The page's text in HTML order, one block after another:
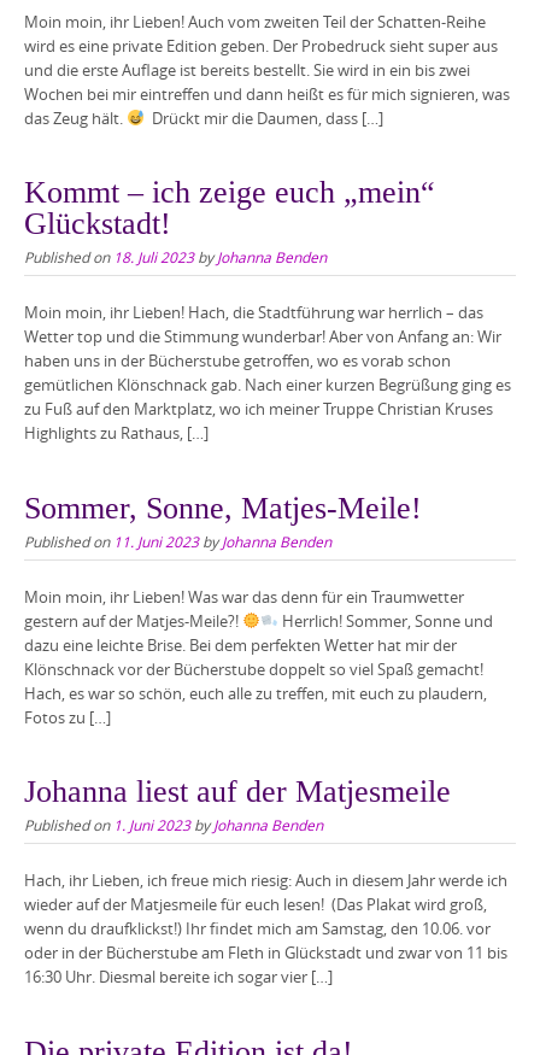
Moin moin, ihr Lieben! Auch vom zweiten Teil der Schatten-Reihe
wird es eine private Edition geben. Der Probedruck sieht super aus
und die erste Auflage ist bereits bestellt. Sie wird in ein bis zwei
Wochen bei mir eintreffen und dann heißt es für mich signieren, was
das Zeug hält.
Drückt mir die Daumen, dass […]
Kommt – ich zeige euch „mein“
Glückstadt!
Published on 18. Juli 2023byJohanna Benden
Moin moin, ihr Lieben! Hach, die Stadtführung war herrlich – das
Wetter top und die Stimmung wunderbar! Aber von Anfang an: Wir
haben uns in der Bücherstube getroffen, wo es vorab schon
gemütlichen Klönschnack gab. Nach einer kurzen Begrüßung ging es
zu Fuß auf den Marktplatz, wo ich meiner Truppe Christian Kruses
Highlights zu Rathaus, […]
Sommer, Sonne, Matjes-Meile!
Published on 11. Juni 2023byJohanna Benden
Moin moin, ihr Lieben! Was war das denn für ein Traumwetter
gestern auf der Matjes-Meile?!
Herrlich! Sommer, Sonne und
dazu eine leichte Brise. Bei dem perfekten Wetter hat mir der
Klönschnack vor der Bücherstube doppelt so viel Spaß gemacht!
Hach, es war so schön, euch alle zu treffen, mit euch zu plaudern,
Fotos zu […]
Johanna liest auf der Matjesmeile
Published on 1. Juni 2023byJohanna Benden
Hach, ihr Lieben, ich freue mich riesig: Auch in diesem Jahr werde ich
wieder auf der Matjesmeile für euch lesen! (Das Plakat wird groß,
wenn du draufklickst!) Ihr findet mich am Samstag, den 10.06. vor
oder in der Bücherstube am Fleth in Glückstadt und zwar von 11 bis
16:30 Uhr. Diesmal bereite ich sogar vier […]